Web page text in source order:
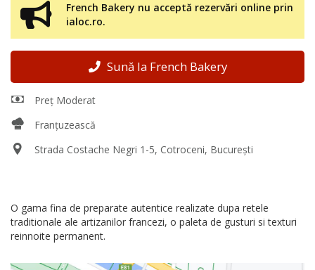
French Bakery nu acceptă rezervări online prin
ialoc.ro.
Sună la French Bakery
Preț Moderat
Franțuzească
Strada Costache Negri 1-5, Cotroceni, București
O gama fina de preparate autentice realizate dupa retele
traditionale ale artizanilor francezi, o paleta de gusturi si texturi
reinnoite permanent.